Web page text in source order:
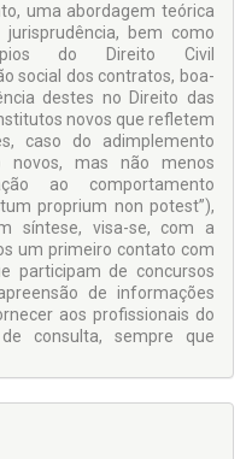
uma abordagem teórica
bem como
do Direito Civil
social dos contratos, boa-
destes no Direito das
novos que refletem
caso do adimplemento
novos, mas não menos
ao comportamento
proprium non potest”),
síntese, visa-se, com a
um primeiro contato com
participam de concursos
de informações
aos profissionais do
consulta, sempre que